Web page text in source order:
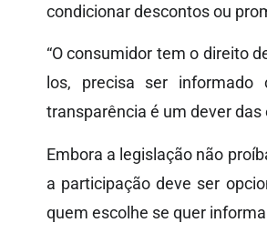
condicionar descontos ou
“O consumidor tem o direito
los, precisa ser
transparência é um dever das
Embora a legislação não
a participação deve ser
quem escolhe se quer